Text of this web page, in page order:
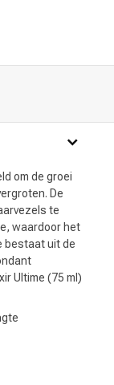
om de groei
De
te
waardoor het
bestaat uit de
Ultime (75 ml)